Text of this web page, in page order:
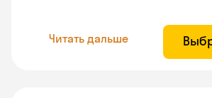
Читать дальше